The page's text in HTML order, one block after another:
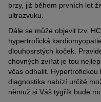
brzy, již během prvních let
ultrazvuku.
Dále se může objevit tzv.
hypertrofická
dlouhosrstých koček.
chovných zvířat je tou
včas odhalit.
diagnostika nabízí určité
němuž si Váš tygřík bude